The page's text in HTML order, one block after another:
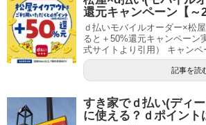
還元キャンペーン【～
ｄ払いモバイルオーダー×松
ると＋50%還元キャンペーン
式サイトより引用） キャンペ
記事を読
すき家でｄ払い(ディ
に使える？ｄポイント